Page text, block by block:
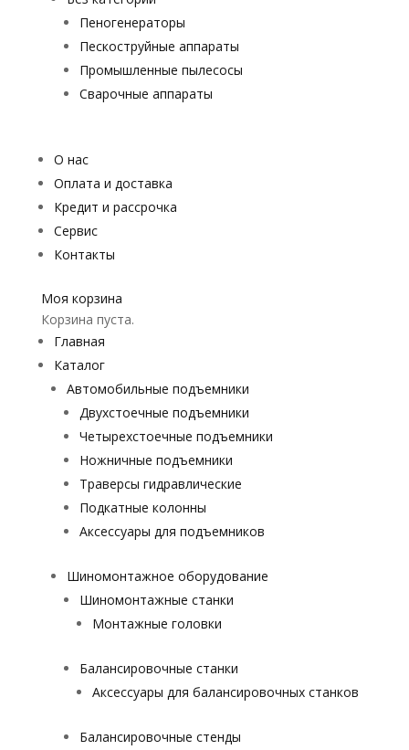
Пеногенераторы
Пескоструйные аппараты
Промышленные пылесосы
Сварочные аппараты
О нас
Оплата и доставка
Кредит и рассрочка
Сервис
Контакты
Моя корзина
Корзина пуста.
Главная
Каталог
Автомобильные подъемники
Двухстоечные подъемники
Четырехстоечные подъемники
Ножничные подъемники
Траверсы гидравлические
Подкатные колонны
Аксессуары для подъемников
Шиномонтажное оборудование
Шиномонтажные станки
Монтажные головки
Балансировочные станки
Аксессуары для балансировочных станков
Балансировочные стенды